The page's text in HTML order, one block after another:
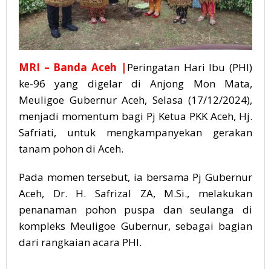
MRI – Banda Aceh | Peringatan Hari Ibu (PHI)
ke-96 yang digelar di Anjong Mon Mata,
Meuligoe Gubernur Aceh, Selasa (17/12/2024),
menjadi momentum bagi Pj Ketua PKK Aceh, Hj.
Safriati, untuk mengkampanyekan gerakan
tanam pohon di Aceh.
Pada momen tersebut, ia bersama Pj Gubernur
Aceh, Dr. H. Safrizal ZA, M.Si., melakukan
penanaman pohon puspa dan seulanga di
kompleks Meuligoe Gubernur, sebagai bagian
dari rangkaian acara PHI.